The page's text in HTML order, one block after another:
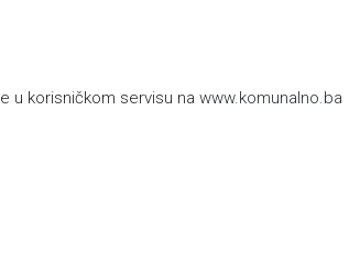
u korisničkom servisu na www.komunalno.ba